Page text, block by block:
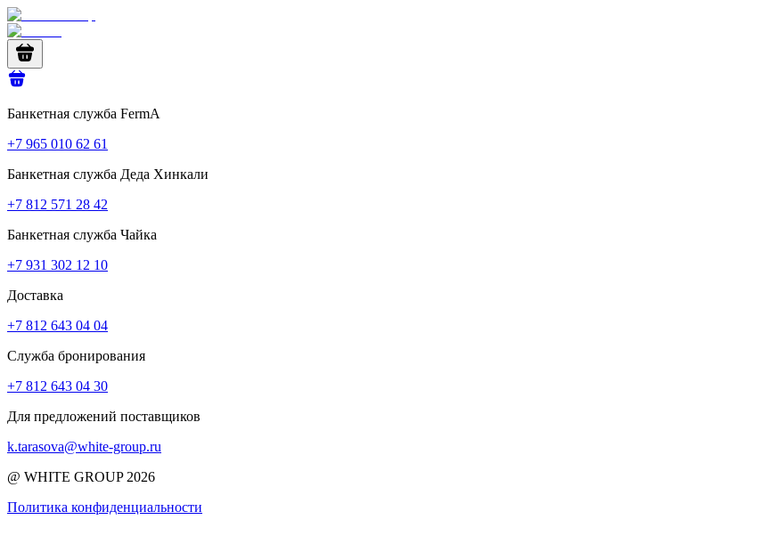
Банкетная служба FermA
+7 965 010 62 61
Банкетная служба Деда Хинкали
+7 812 571 28 42
Банкетная служба Чайка
+7 931 302 12 10
Доставка
+7 812 643 04 04
Служба бронирования
+7 812 643 04 30
Для предложений поставщиков
k.tarasova@white-group.ru
@ WHITE GROUP 2026
Политика конфиденциальности